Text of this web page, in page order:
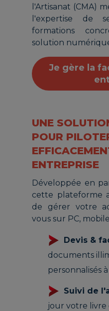
l'Artisanat (CMA)
l'expertise de
formations
solution
Je gère la
UNE
POUR
ENTREPRISE
Développée en
cette plateforme
de gérer votre
vous sur PC,
Devis &
documents
personnalisés
Suivi de
jour votre livre